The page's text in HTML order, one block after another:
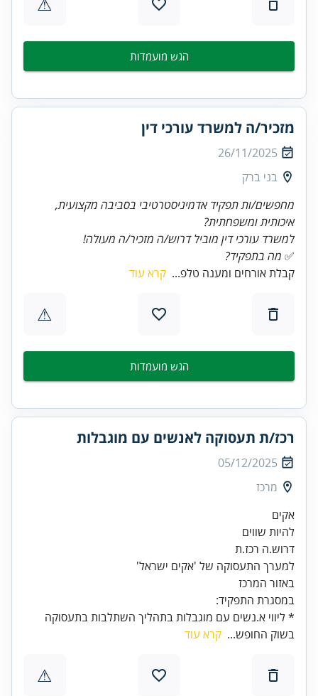
הגש מועמדות
מזכיר/ה למשרד עורכי דין
26/11/2025
בני ברק
מחפשים/ות תפקיד אדמיניסטרטיבי בסביבה מקצועית,
איכותית ומשפחתית?
למשרד עורכי דין מוביל דרוש/ה מזכיר/ה מעולה!
✅ מה בתפקיד?
קבלת אורחים ומענה טלפ... קרא עוד
⚠
הגש מועמדות
רכז/ת תעסוקה לאנשים עם מוגבלות
05/12/2025
מרכז
להיות שווים
באזור המרכז
במסגרת התפקיד:
* ליווי א.נשים עם מוגבלות בתהליך השתלבות בתעסוקה
בשוק החופש... קרא עוד
⚠